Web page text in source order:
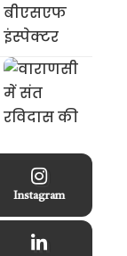
Instagram